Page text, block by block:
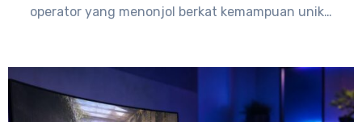
operator yang menonjol berkat kemampuan unik…